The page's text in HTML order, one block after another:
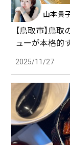
山本貴
【鳥取市】鳥
ューが本格的
2025/11/27